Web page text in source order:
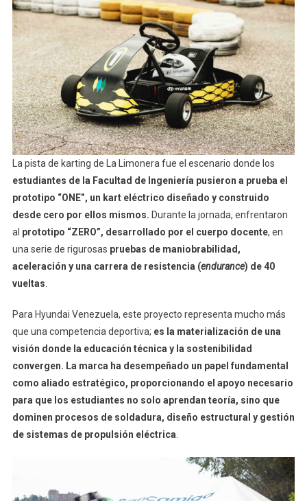
La pista de karting de La Limonera fue el escenario donde los
estudiantes de la Facultad de Ingeniería pusieron a prueba el
prototipo “ONE”, un kart eléctrico diseñado y construido
desde cero por ellos mismos. Durante la jornada, enfrentaron
al prototipo “ZERO”, desarrollado por el cuerpo docente, en
una serie de rigurosas pruebas de maniobrabilidad,
aceleración y una carrera de resistencia (endurance) de 40
vueltas
Para Hyundai Venezuela, este proyecto representa mucho más
que una competencia deportiva; es la materialización de una
visión donde la educación técnica y la sostenibilidad
convergen. La marca ha desempeñado un papel fundamental
como aliado estratégico, proporcionando el apoyo necesario
para que los estudiantes no solo aprendan teoría, sino que
dominen procesos de soldadura, diseño estructural y gestión
de sistemas de propulsión eléctrica